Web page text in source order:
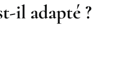
il adapté ?